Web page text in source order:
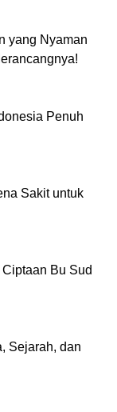
yang Nyaman
Penuh
Sakit untuk
Bu Sud
Sejarah, dan